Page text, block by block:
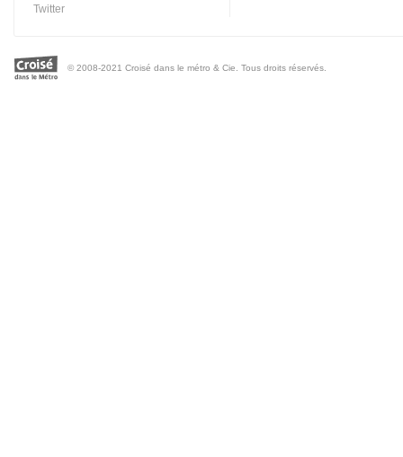
Twitter
© 2008-2021 Croisé dans le métro & Cie. Tous droits réservés.